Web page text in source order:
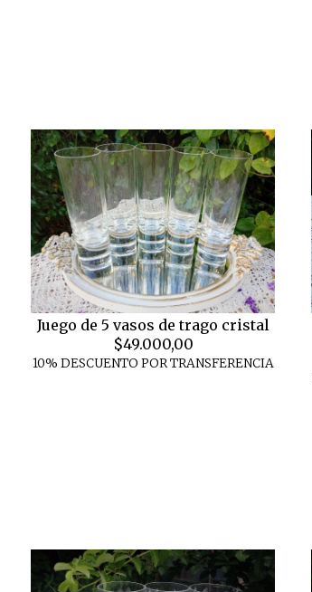
Juego de 5 vasos de trago cristal
$49.000,00
10% DESCUENTO POR TRANSFERENCIA